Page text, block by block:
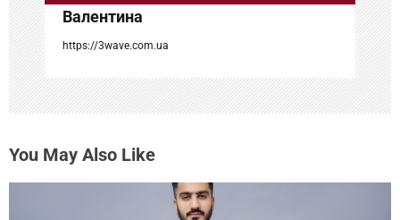
я
м
Валентина
https://3wave.com.ua
You May Also Like